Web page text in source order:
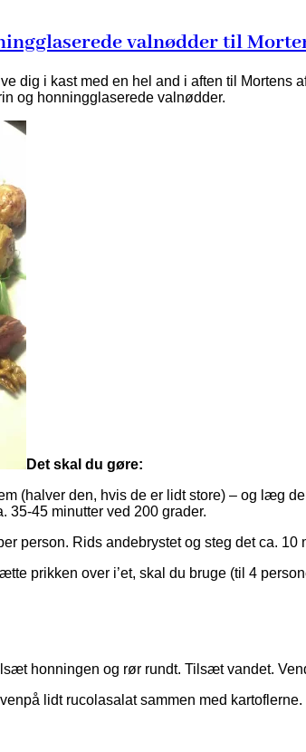
valnødder til
dig i kast med en hel and i aften til
og honningglaserede valnødder.
Det skal du gøre:
(halver den, hvis de er lidt store) – og læg
35-45 minutter ved 200 grader.
person. Rids andebrystet og steg det ca.
prikken over i’et, skal du bruge (til 4
honningen og rør rundt. Tilsæt vandet.
lidt rucolasalat sammen med